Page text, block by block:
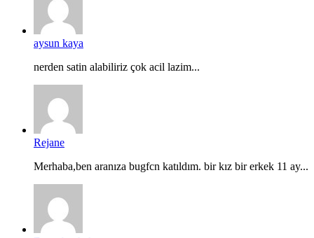
aysun kaya
nerden satin alabiliriz çok acil lazim...
Rejane
Merhaba,ben aranıza bugfcn katıldım. bir kız bir erkek 11 ay...